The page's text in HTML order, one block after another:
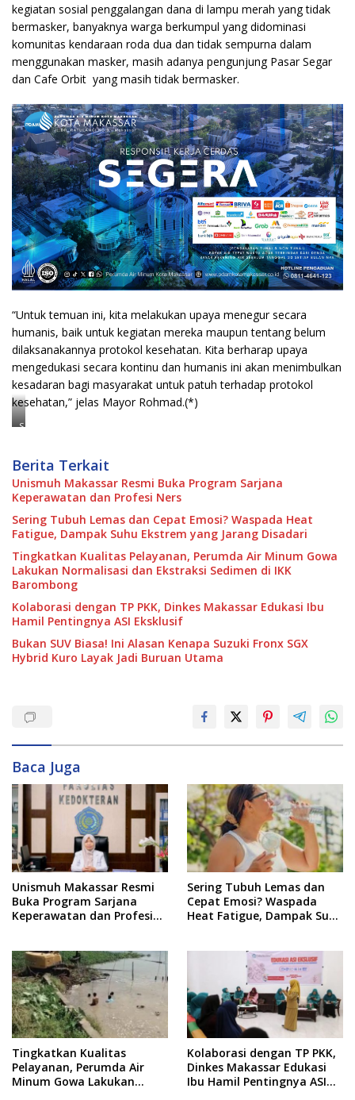
kegiatan sosial penggalangan dana di lampu merah yang tidak
bermasker, banyaknya warga berkumpul yang didominasi
komunitas kendaraan roda dua dan tidak sempurna dalam
menggunakan masker, masih adanya pengunjung Pasar Segar
dan Cafe Orbit yang masih tidak bermasker.
“Untuk temuan ini, kita melakukan upaya menegur secara
humanis, baik untuk kegiatan mereka maupun tentang belum
dilaksanakannya protokol kesehatan. Kita berharap upaya
mengedukasi secara kontinu dan humanis ini akan menimbulkan
kesadaran bagi masyarakat untuk patuh terhadap protokol
kesehatan,” jelas Mayor Rohmad.(*)
S
s
a
n
a
p
t
r
l
i
g
a
b
u
n
a
n
s
g
s
s
a
r
Berita Terkait
Unismuh Makassar Resmi Buka Program Sarjana
Keperawatan dan Profesi Ners
Sering Tubuh Lemas dan Cepat Emosi? Waspada Heat
Fatigue, Dampak Suhu Ekstrem yang Jarang Disadari
Tingkatkan Kualitas Pelayanan, Perumda Air Minum Gowa
Lakukan Normalisasi dan Ekstraksi Sedimen di IKK
Barombong
Kolaborasi dengan TP PKK, Dinkes Makassar Edukasi Ibu
Hamil Pentingnya ASI Eksklusif
Bukan SUV Biasa! Ini Alasan Kenapa Suzuki Fronx SGX
Hybrid Kuro Layak Jadi Buruan Utama
Baca Juga
Unismuh Makassar Resmi
Buka Program Sarjana
Keperawatan dan Profesi
Sering Tubuh Lemas dan
Cepat Emosi? Waspada
Heat Fatigue, Dampak Suhu
Tingkatkan Kualitas
Pelayanan, Perumda Air
Minum Gowa Lakukan
Kolaborasi dengan TP PKK,
Dinkes Makassar Edukasi
Ibu Hamil Pentingnya ASI